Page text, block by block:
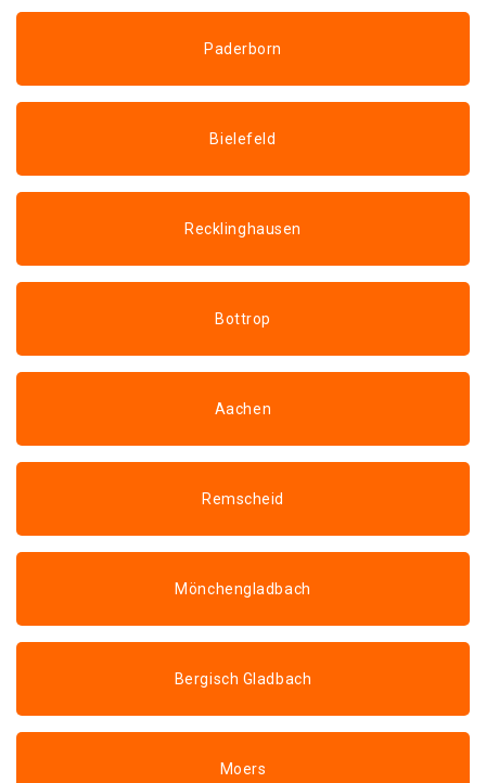
Paderborn
Bielefeld
Recklinghausen
Bottrop
Aachen
Remscheid
Mönchengladbach
Bergisch Gladbach
Moers